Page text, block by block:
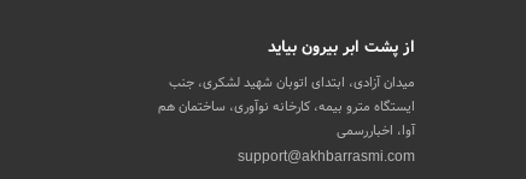
از پشت ابر بیرون بیاید
میدان آزادی، ابتدای اتوبان شهید لشکری، جنب
ایستگاه مترو بیمه، کارخانه نوآوری، ساختمان هم
آوا، اخباررسمی
support@akhbarrasmi.com